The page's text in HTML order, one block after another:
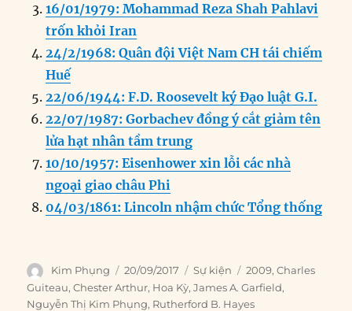
o
k
n
er p m
16/01/1979: Mohammad Reza Shah Pahlavi
trốn khỏi Iran
24/2/1968: Quân đội Việt Nam CH tái chiếm
Huế
22/06/1944: F.D. Roosevelt ký Đạo luật G.I.
22/07/1987: Gorbachev đồng ý cắt giảm tên
lửa hạt nhân tầm trung
10/10/1957: Eisenhower xin lỗi các nhà
ngoại giao châu Phi
04/03/1861: Lincoln nhậm chức Tổng thống
Author
Kim Phụng
Posted
on
20/09/2017 Categories
Sự kiện Tags
2009,Charles
Guiteau,Chester Arthur, Hoa Kỳ,James A. Garfield,
Nguyễn Thị Kim Phụng, Rutherford B. Hayes